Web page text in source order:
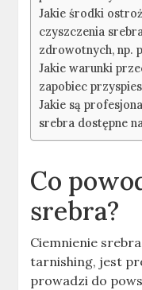
Jakie środki
czyszczenia
zdrowotnych, np.
Jakie warunki
zapobiec
Jakie są
srebra dostępne
Co
srebra?
Ciemnienie
tarnishing, jest
prowadzi do